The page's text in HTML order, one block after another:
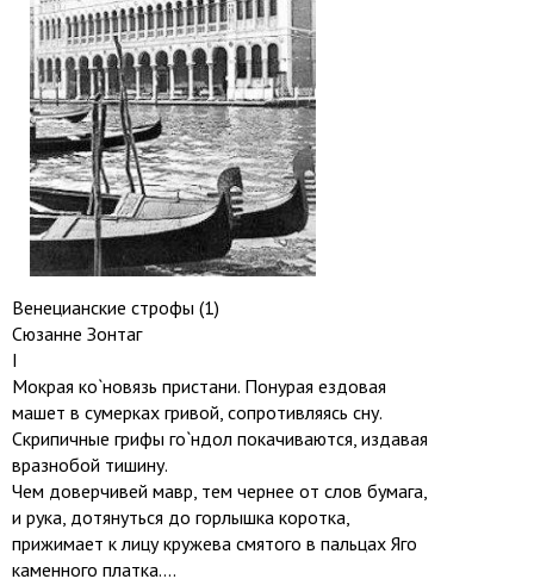
Венецианские строфы (1)
Сюзанне Зонтаг
I
Мокрая ко`новязь пристани. Понурая ездовая
машет в сумерках гривой, сопротивляясь сну.
Скрипичные грифы го`ндол покачиваются, издавая
вразнобой тишину.
Чем доверчивей мавр, тем чернее от слов бумага,
и рука, дотянуться до горлышка коротка,
прижимает к лицу кружева смятого в пальцах Яго
каменного платка....